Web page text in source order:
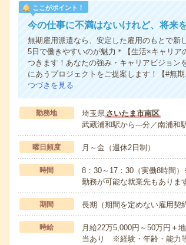
ここがポイント！
今の仕事に不満はないけれど、将来
無期雇用派遣なら、安定した雇用のもとで新
5日で働きやすいのが魅力＊【生活×キャリ
つきます！あなたの強み・キャリアビジョン
にあうプロジェクトをご提案します！【#無
つづきを見る
勤務地 埼玉県さいたま市南区
武蔵浦和駅から---分／南浦和
曜日頻度 月～金（週休2日制）
時間
8：30～17：30（実働8時間
勤務が可能な就業先もあり
期間 長期（期間を定めない雇用契
時給
月給22万5,000円～50万円
当あり ※経験・年齢・能力